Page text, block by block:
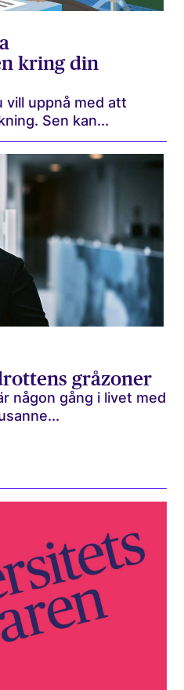
kring din
vill uppnå med att
Sen kan...
gråzoner
någon gång i livet med